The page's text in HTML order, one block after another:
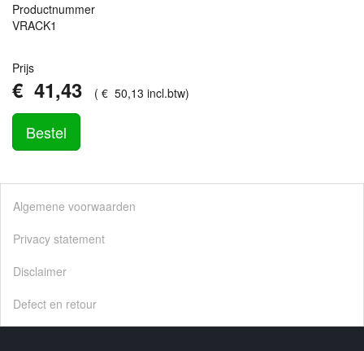
Productnummer
VRACK1
Prijs
€ 41,43 ( € 50,13 incl.btw)
Bestel
Algemene voorwaarden
Privacy statement
Disclaimer
Defect en retour